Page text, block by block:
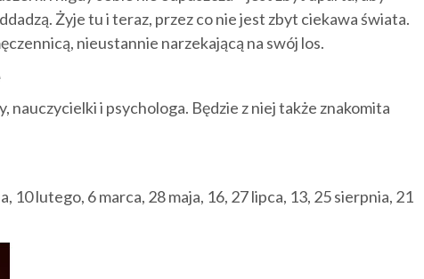
Żyje tu i teraz, przez co nie jest zbyt ciekawa świata.
nieustannie narzekającą na swój los.
nauczycielki i psychologa. Będzie z niej także znakomita
10 lutego, 6 marca, 28 maja, 16, 27 lipca, 13, 25 sierpnia, 21